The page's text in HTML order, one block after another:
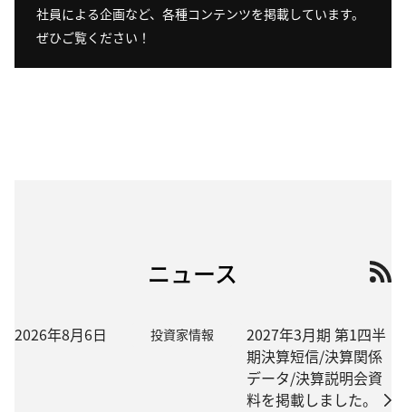
社員による企画など、各種コンテンツを掲載しています。
ぜひご覧ください！
ニュース
2026年8月6日 投資家情報
2027年3月期 第1四半
期決算短信/決算関係
データ/決算説明会資
料を掲載しました。